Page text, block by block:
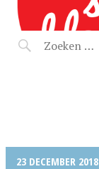
23 DECEMBER 2018